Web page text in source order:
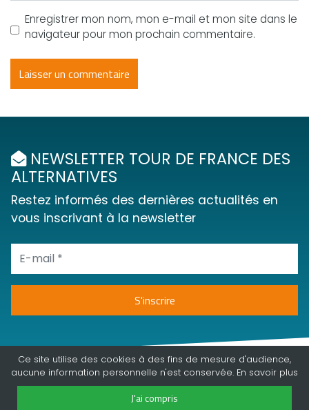
Ce site utilise des cookies à des fins de mesure d'audience,
aucune information personnelle n'est conservée. En savoir plus
J'ai compris
Enregistrer mon nom, mon e-mail et mon site dans le
navigateur pour mon prochain commentaire.
NEWSLETTER TOUR DE FRANCE DES
ALTERNATIVES
Restez informés des dernières actualités en
vous inscrivant à la newsletter
©2018 - 2026 | Tour de france des alternatives | tous droits réservés